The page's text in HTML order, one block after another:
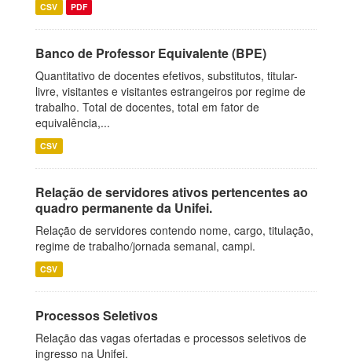
CSV PDF
Banco de Professor Equivalente (BPE)
Quantitativo de docentes efetivos, substitutos, titular-
livre, visitantes e visitantes estrangeiros por regime de
trabalho. Total de docentes, total em fator de
equivalência,...
CSV
Relação de servidores ativos pertencentes ao
quadro permanente da Unifei.
Relação de servidores contendo nome, cargo, titulação,
regime de trabalho/jornada semanal, campi.
CSV
Processos Seletivos
Relação das vagas ofertadas e processos seletivos de
ingresso na Unifei.